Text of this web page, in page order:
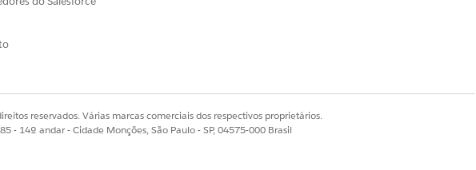
conteúdo, mostrando o nome da página, o nome da
reservados. Várias marcas comerciais dos respectivos proprietários.
- 14º andar - Cidade Monções, São Paulo - SP, 04575-000 Brasil